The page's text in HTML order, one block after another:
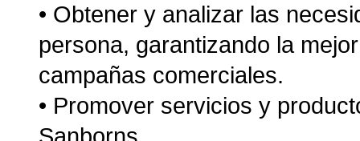
• Obtener y analizar las
persona, garantizando la
campañas comerciales.
• Promover servicios y